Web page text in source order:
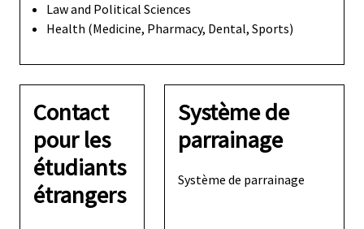
Law and Political Sciences
Health (Medicine, Pharmacy, Dental, Sports)
Contact
pour les
étudiants
étrangers
Système de
parrainage
Système de parrainage